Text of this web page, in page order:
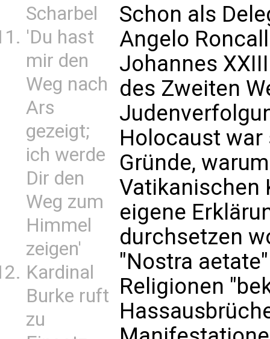
Scharbel
'Du hast
mir den
Weg nach
Ars
gezeigt;
ich werde
Dir den
Weg zum
Himmel
zeigen'
Kardinal
Burke ruft
zu
Schon als
Angelo
Johannes
des Zweiten
Holocaust
Gründe,
Vatikanischen
eigene
durchsetzen
"Nostra
Religionen